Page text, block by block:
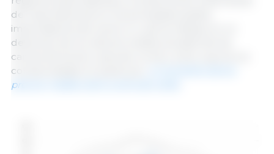
de importaciones en los principales países
importadores de carne, lo cual se tradujo en un
descenso de los valores medios anuales de las
carnes de bovino, aves de corral y ovino, que se vio
contrarrestado en parte por
precios medios de la carne de cerdo.